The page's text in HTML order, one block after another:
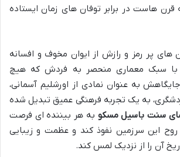
هاست در برابر توفان های زمان ایستاده
های پر رمز و رازش از ایوان مخوف و افسانه
با سبک معماری منحصر به فردش که هیچ
به عنوان نمادی از اورشلیم آسمانی،
به یک تجربه فرهنگی عمیق تبدیل شده
سنت باسیل مسکو به هر بیننده ای فرصت
این سرزمین نفوذ کند و عظمت و زیبایی
آن را از نزدیک لمس کند.